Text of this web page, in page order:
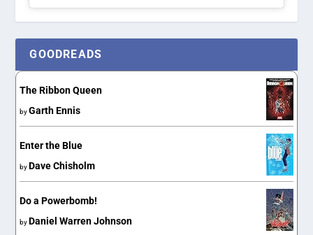
GOODREADS
The Ribbon Queen
byGarth Ennis
Enter the Blue
by Dave Chisholm
Do a Powerbomb!
by Daniel Warren Johnson